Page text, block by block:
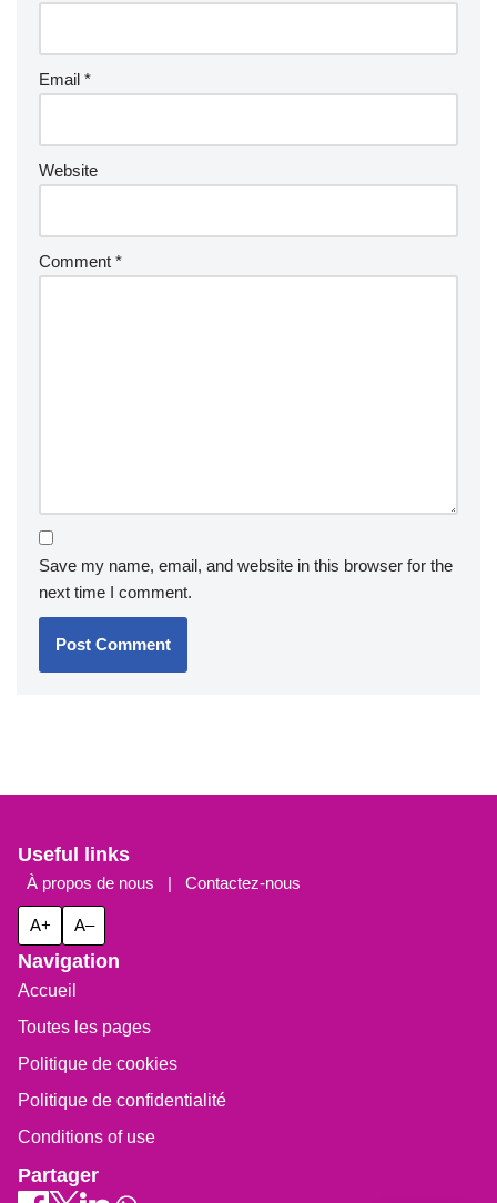
Email *
Website
Comment *
Save my name, email, and website in this browser for the
next time I comment.
Useful links
À propos de nous | Contactez-nous
A+ A–
Navigation
Accueil
Toutes les pages
Politique de cookies
Politique de confidentialité
Conditions of use
Partager